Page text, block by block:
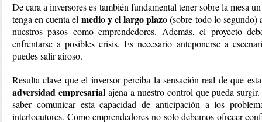
De cara a inversores es también fundamental tener sobre la mesa
tenga en cuenta el medio y el largo plazo (sobre todo lo segundo)
nuestros pasos como emprendedores. Además, el proyecto
enfrentarse a posibles crisis. Es necesario anteponerse a
puedes salir airoso.
adversidad empresarial ajena a nuestro control que pueda
saber comunicar esta capacidad de anticipación a los
interlocutores. Como emprendedores no solo debemos ofrecer